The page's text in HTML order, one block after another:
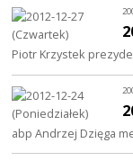
Piotr Krzystek
abp Andrzej Dzięga